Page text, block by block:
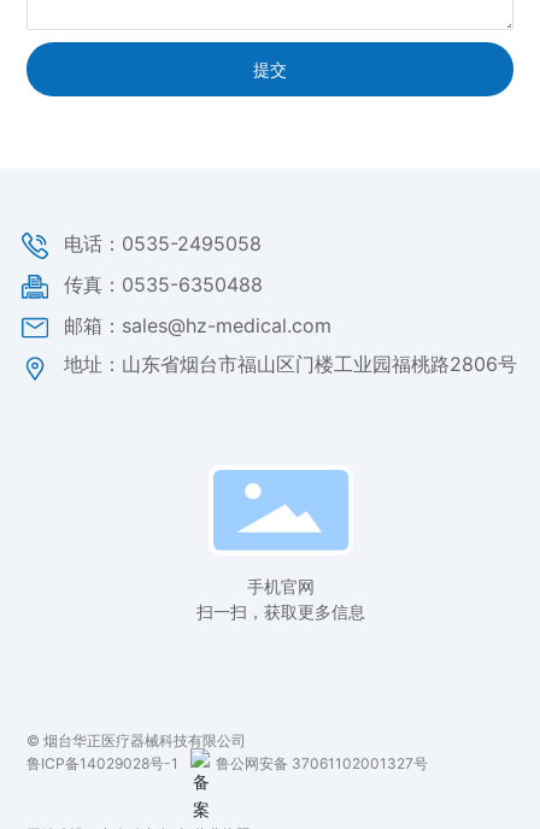
提交
电话：0535-2495058
传真：0535-6350488
邮箱：sales@hz-medical.com
地址：山东省烟台市福山区门楼工业园福桃路2806号
手机官网
扫一扫，获取更多信息
© 烟台华正医疗器械科技有限公司
鲁ICP备14029028号-1
鲁公网安备 37061102001327号